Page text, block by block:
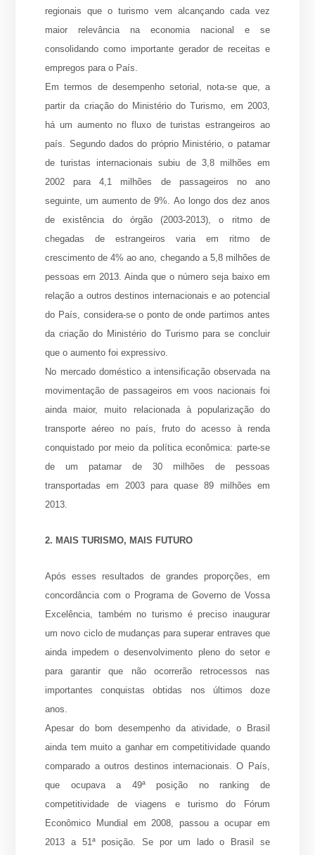
regionais que o turismo vem alcançando cada vez
maior relevância na economia nacional e se
consolidando como importante gerador de receitas e
empregos para o País.
Em termos de desempenho setorial, nota-se que, a
partir da criação do Ministério do Turismo, em 2003,
há um aumento no fluxo de turistas estrangeiros ao
país. Segundo dados do próprio Ministério, o patamar
de turistas internacionais subiu de 3,8 milhões em
2002 para 4,1 milhões de passageiros no ano
seguinte, um aumento de 9%. Ao longo dos dez anos
de existência do órgão (2003-2013), o ritmo de
chegadas de estrangeiros varia em ritmo de
crescimento de 4% ao ano, chegando a 5,8 milhões de
pessoas em 2013. Ainda que o número seja baixo em
relação a outros destinos internacionais e ao potencial
do País, considera-se o ponto de onde partimos antes
da criação do Ministério do Turismo para se concluir
que o aumento foi expressivo.
No mercado doméstico a intensificação observada na
movimentação de passageiros em voos nacionais foi
ainda maior, muito relacionada à popularização do
transporte aéreo no país, fruto do acesso à renda
conquistado por meio da política econômica: parte-se
de um patamar de 30 milhões de pessoas
transportadas em 2003 para quase 89 milhões em
2013.
2. MAIS TURISMO, MAIS FUTURO
Após esses resultados de grandes proporções, em
concordância com o Programa de Governo de Vossa
Excelência, também no turismo é preciso inaugurar
um novo ciclo de mudanças para superar entraves que
ainda impedem o desenvolvimento pleno do setor e
para garantir que não ocorrerão retrocessos nas
importantes conquistas obtidas nos últimos doze
anos.
Apesar do bom desempenho da atividade, o Brasil
ainda tem muito a ganhar em competitividade quando
comparado a outros destinos internacionais. O País,
que ocupava a 49ª posição no ranking de
competitividade de viagens e turismo do Fórum
Econômico Mundial em 2008, passou a ocupar em
2013 a 51ª posição. Se por um lado o Brasil se